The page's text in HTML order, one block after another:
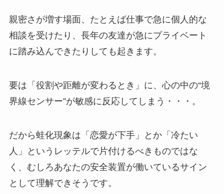
親密さが増す場面、たとえば仕事で急に個人的な
相談を受けたり、長年の友達が急にプライベート
に踏み込んできたりしても起きます。
要は「役割や距離が変わるとき」に、心の中の“境
界線センサー”が敏感に反応してしまう・・・。
だから蛙化現象は「恋愛が下手」とか「冷たい
人」というレッテルで片付けるべきものではな
く、むしろあなたの安全装置が働いているサイン
として理解できそうです。